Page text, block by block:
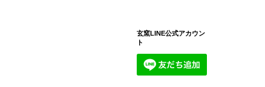
玄窯LINE公式アカウン
ト